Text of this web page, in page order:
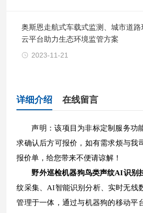
奥斯恩走航式车载式监测、城市道路
云平台助力生态环境监管方案
2023-11-21
详细介绍 在线留言
声明：该项目为非标定制服务功
求确认后方可报价，如有需求烦与我
报价单，给您带来不便请谅解！
野外巡检机器狗鸟类声纹AI识别
纹采集、AI智能识别分析、实时无线
管理于一体，通过与机器狗的移动平